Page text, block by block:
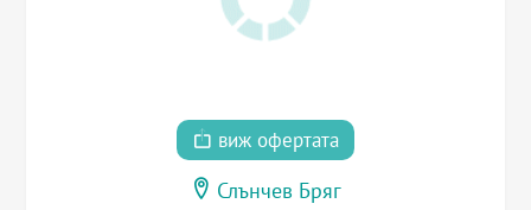
виж офертата
Слънчев Бряг